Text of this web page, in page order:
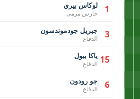
1 لوكاس بيري
حارس مرمى
3 جبريل جودموندسون
الدفاع
15 ياكا بيول
الدفاع
6 جو رودون
الدفاع